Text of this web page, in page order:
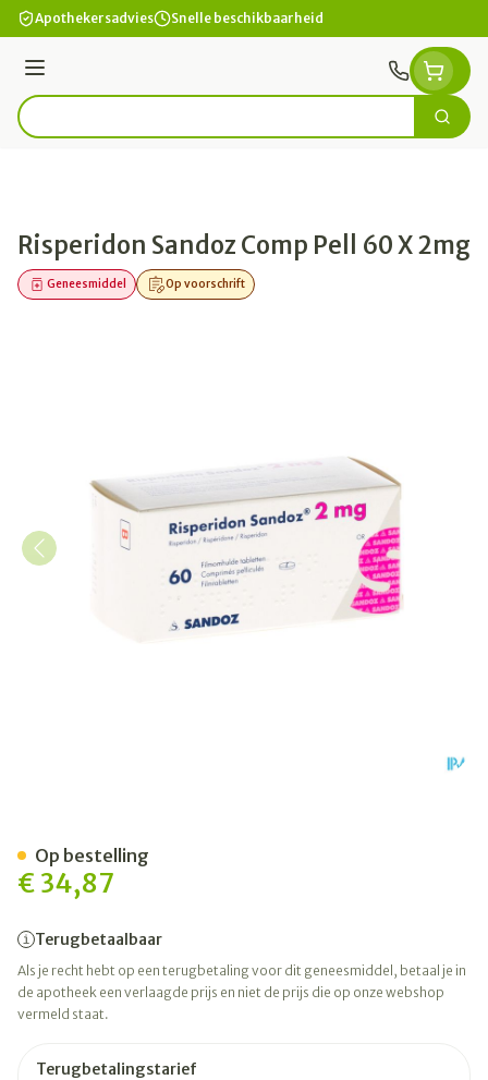
Ga naar de inhoud
Apothekersadvies Snelle beschikbaarheid
Menu
Product, merk, categorie... Zoek
Risperidon Sandoz Comp Pell 60 X 2mg
Op voorschrift
Geneesmiddel
€ 34,87
Terugbetaalbaar
Als je recht hebt op een terugbetaling voor dit geneesmiddel, betaal je in
de apotheek een verlaagde prijs en niet de prijs die op onze webshop
vermeld staat.
Terugbetalingstarief
Op bestelling